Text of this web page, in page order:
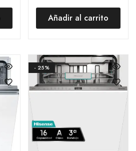
Añadir al carrito
- 25%